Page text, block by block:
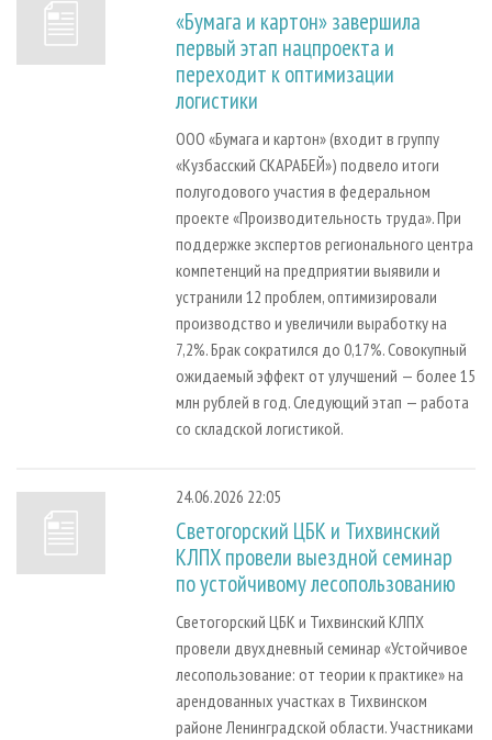
«Бумага и картон» завершила
первый этап нацпроекта и
переходит к оптимизации
логистики
ООО «Бумага и картон» (входит в группу
«Кузбасский СКАРАБЕЙ») подвело итоги
полугодового участия в федеральном
проекте «Производительность труда». При
поддержке экспертов регионального центра
компетенций на предприятии выявили и
устранили 12 проблем, оптимизировали
производство и увеличили выработку на
7,2%. Брак сократился до 0,17%. Совокупный
ожидаемый эффект от улучшений — более 15
млн рублей в год. Следующий этап — работа
со складской логистикой.
24.06.2026 22:05
Светогорский ЦБК и Тихвинский
КЛПХ провели выездной семинар
по устойчивому лесопользованию
Светогорский ЦБК и Тихвинский КЛПХ
провели двухдневный семинар «Устойчивое
лесопользование: от теории к практике» на
арендованных участках в Тихвинском
районе Ленинградской области. Участниками